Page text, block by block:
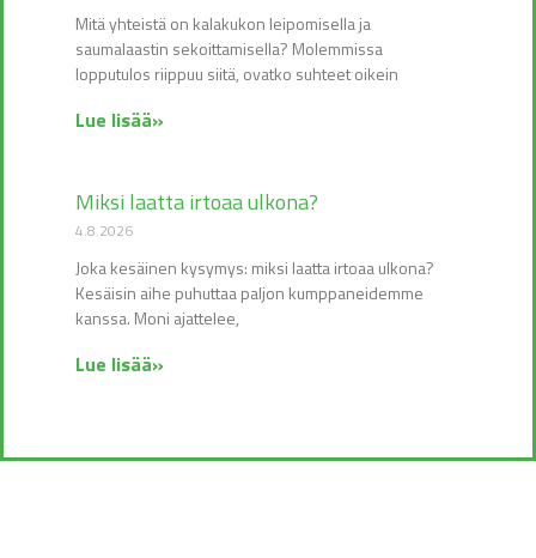
Mitä yhteistä on kalakukon leipomisella ja
saumalaastin sekoittamisella? Molemmissa
lopputulos riippuu siitä, ovatko suhteet oikein
Lue lisää»
Miksi laatta irtoaa ulkona?
4.8.2026
Joka kesäinen kysymys: miksi laatta irtoaa ulkona?
Kesäisin aihe puhuttaa paljon kumppaneidemme
kanssa. Moni ajattelee,
Lue lisää»